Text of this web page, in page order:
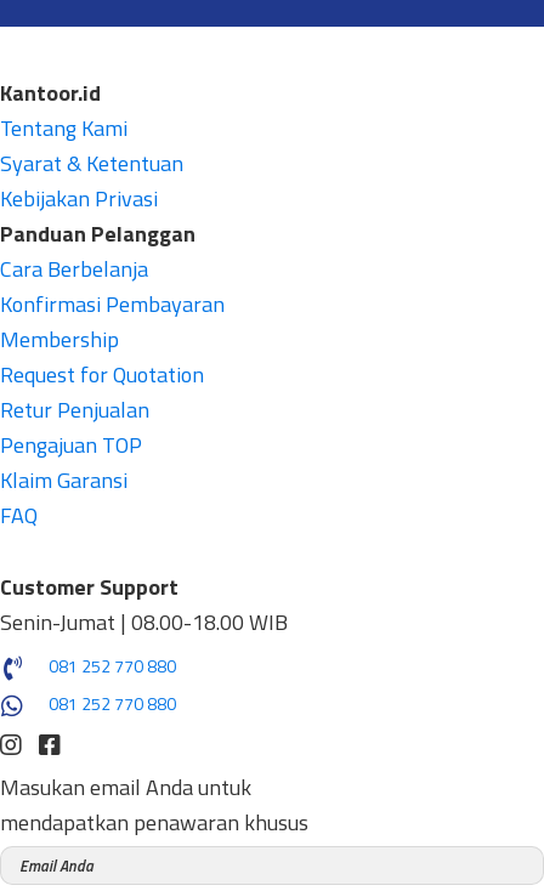
Kantoor.id
Tentang Kami
Syarat & Ketentuan
Kebijakan Privasi
Panduan Pelanggan
Cara Berbelanja
Konfirmasi Pembayaran
Membership
Request for Quotation
Retur Penjualan
Pengajuan TOP
Klaim Garansi
FAQ
Customer Support
Senin-Jumat | 08.00-18.00 WIB
081 252 770 880
081 252 770 880
Masukan email Anda untuk
mendapatkan penawaran khusus